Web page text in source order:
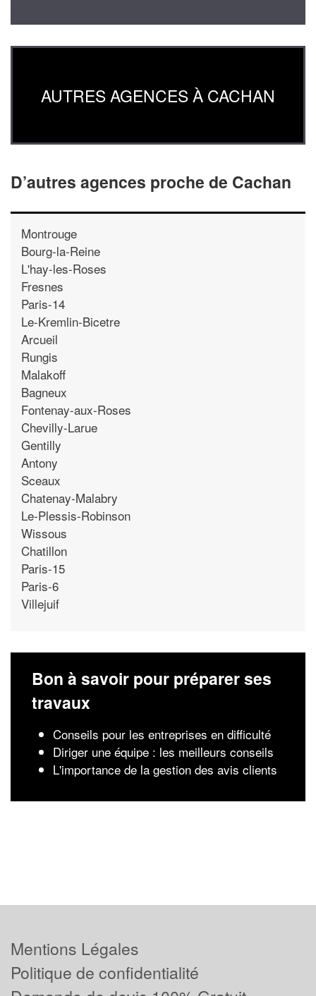
AUTRES AGENCES À CACHAN
D’autres agences proche de Cachan
Montrouge
Bourg-la-Reine
L'hay-les-Roses
Fresnes
Paris-14
Le-Kremlin-Bicetre
Arcueil
Rungis
Malakoff
Bagneux
Fontenay-aux-Roses
Chevilly-Larue
Gentilly
Antony
Sceaux
Chatenay-Malabry
Le-Plessis-Robinson
Wissous
Chatillon
Paris-15
Paris-6
Villejuif
Bon à savoir pour préparer ses
travaux
Conseils pour les entreprises en difficulté
Diriger une équipe : les meilleurs conseils
L'importance de la gestion des avis clients
Mentions Légales
Politique de confidentialité